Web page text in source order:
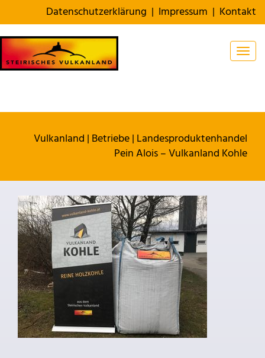
Datenschutzerklärung | Impressum | Kontakt
Vulkanland | Betriebe| Landesproduktenhandel
Pein Alois – Vulkanland Kohle